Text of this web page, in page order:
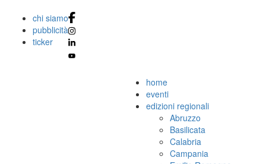
chi siamo
pubblicità
ticker
home
eventi
edizioni regionali
Abruzzo
Basilicata
Calabria
Campania